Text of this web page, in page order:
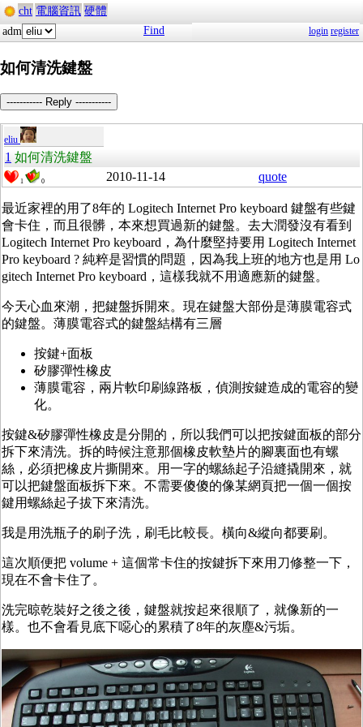
cht 電腦資訊 硬體
adm
Find login register
如何清洗鍵盤
----------- Reply -----------
eliu
1 如何清洗鍵盤
1 0 2010-11-14 quote
最近家裡的用了8年的 Logitech Internet Pro keyboard 鍵盤有些鍵
會卡住，而且很髒，本來想買過新的鍵盤。去大潤發沒有看到
Logitech Internet Pro keyboard，為什麼堅持要用 Logitech Internet
Pro keyboard ? 純粹是習慣的問題，因為我上班的地方也是用 Lo
gitech Internet Pro keyboard，這樣我就不用適應新的鍵盤。
今天心血來潮，把鍵盤拆開來。現在鍵盤大部份是薄膜電容式
的鍵盤。薄膜電容式的鍵盤結構有三層
按鍵+面板
矽膠彈性橡皮
薄膜電容，兩片軟印刷線路板，偵測按鍵造成的電容的變
化。
按鍵&矽膠彈性橡皮是分開的，所以我們可以把按鍵面板的部分
拆下來清洗。拆的時候注意那個橡皮軟墊片的腳裏面也有螺
絲，必須把橡皮片撕開來。用一字的螺絲起子沿縫撬開來，就
可以把鍵盤面板拆下來。不需要傻傻的像某網頁把一個一個按
鍵用螺絲起子拔下來清洗。
我是用洗瓶子的刷子洗，刷毛比較長。橫向&縱向都要刷。
這次順便把 volume + 這個常卡住的按鍵拆下來用刀修整一下，
現在不會卡住了。
洗完晾乾裝好之後之後，鍵盤就按起來很順了，就像新的一
樣。也不會看見底下噁心的累積了8年的灰塵&污垢。